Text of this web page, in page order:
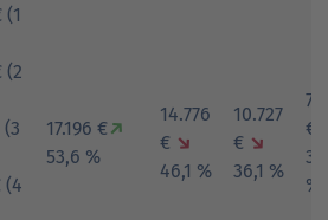
(1
(2
(3
(4
17.196 € ↗
53,6 %
14.776
€ ↘
46,1 %
10.727
€ ↘
36,1 %
€
%